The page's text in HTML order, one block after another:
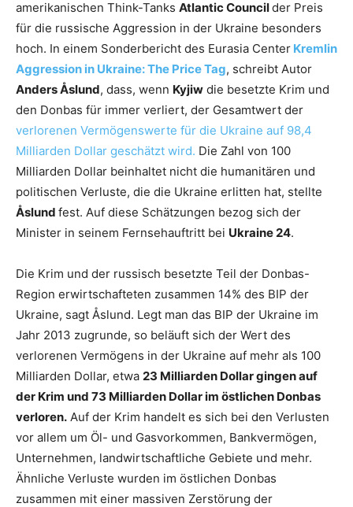
amerikanischen Think-Tanks Atlantic Councilder Preis
für die russische Aggression in der Ukraine besonders
hoch. In einem Sonderbericht des Eurasia Center Kremlin
Aggression in Ukraine: The Price Tag, schreibt Autor
Anders Åslund, dass, wenn Kyjiw die besetzte Krim und
den Donbas für immer verliert, der Gesamtwert der
verlorenen Vermögenswerte für die Ukraine auf 98,4
Milliarden Dollar geschätzt wird. Die Zahl von 100
Milliarden Dollar beinhaltet nicht die humanitären und
politischen Verluste, die die Ukraine erlitten hat, stellte
Åslund fest. Auf diese Schätzungen bezog sich der
Minister in seinem Fernsehauftritt bei Ukraine 24.
Die Krim und der russisch besetzte Teil der Donbas-
Region erwirtschafteten zusammen 14% des BIP der
Ukraine, sagt Åslund. Legt man das BIP der Ukraine im
Jahr 2013 zugrunde, so beläuft sich der Wert des
verlorenen Vermögens in der Ukraine auf mehr als 100
Milliarden Dollar, etwa 23 Milliarden Dollar gingen auf
der Krim und 73 Milliarden Dollar im östlichen Donbas
verloren. Auf der Krim handelt es sich bei den Verlusten
vor allem um Öl- und Gasvorkommen, Bankvermögen,
Unternehmen, landwirtschaftliche Gebiete und mehr.
Ähnliche Verluste wurden im östlichen Donbas
zusammen mit einer massiven Zerstörung der